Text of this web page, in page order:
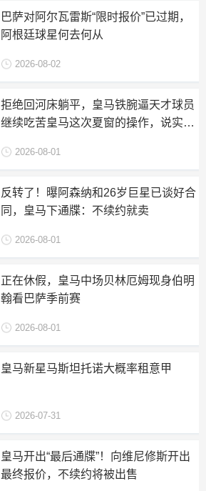
巴萨对阿尔瓦雷斯“限时报价”已过期，
阿根廷球星何去何从
2026-08-02
拒绝回河床躺平，皇马铁腕逼天才球员
继续吃苦皇马这次夏窗的操作，说实
2026-08-01
反转了！曝阿森纳和26岁巨星已谈好合
同，皇马下通牒：不续约就卖
2026-08-01
正在休假，皇马中场贝林厄姆现身伯明
翰看巴萨季前赛
2026-08-01
皇马新星马斯坦托诺大概率租意甲
2026-07-31
皇马开出“最后通牒”！向维尼修斯开出
最终报价，不续约将被出售